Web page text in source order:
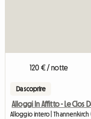
120 € / notte
Da scoprire
Alloggi In Affitto - Le Clos
Alloggio intero | Thannenkirch